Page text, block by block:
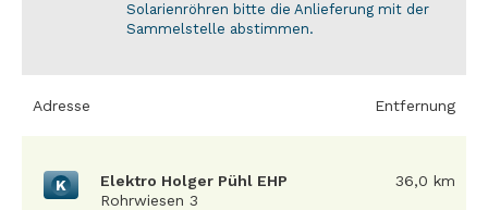
Solarienröhren bitte die Anlieferung mit der
Sammelstelle abstimmen.
Adresse Entfernung
K
Elektro Holger Pühl EHP
Rohrwiesen 3
36,0 km